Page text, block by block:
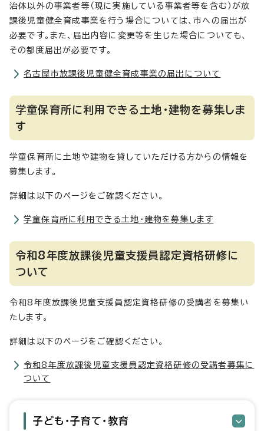
治体以外の事業者等（現に実施している事業者等を含む）が放
課後児童健全育成事業を行う場合については、市への届出が
必要です。また、届出内容に変更等を生じた場合についても、
その都度届出が必要です。
名古屋市放課後児童健全育成事業の届出について
学童保育所に利用できる土地・建物を募集しま
す
学童保育所に土地や建物を貸していただける方からの情報を
募集します。
詳細は以下のページをご確認ください。
学童保育所に利用できる土地・建物を募集します
令和8年度放課後児童支援員認定資格研修に
ついて
令和8年度放課後児童支援員認定資格研修の受講者を募集い
たします。
詳細は以下のページをご確認ください。
令和8年度放課後児童支援員認定資格研修の受講者募集に
ついて
子ども・子育て・教育